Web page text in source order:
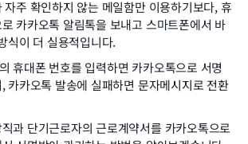
자주 확인하지 않는 메일함만 이용하기보다, 휴
카카오톡 알림톡을 보내고 스마트폰에서 바
식이 더 실용적입니다.
휴대폰 번호를 입력하면 카카오톡으로 서명
카카오톡 발송에 실패하면 문자메시지로 전환
과 단기근로자의 근로계약서를 카카오톡으로